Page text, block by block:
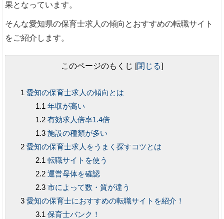
果となっています。
そんな愛知県の保育士求人の傾向とおすすめの転職サイト
をご紹介します。
このページのもくじ [閉じる]
愛知の保育士求人の傾向とは
年収が高い
有効求人倍率1.4倍
施設の種類が多い
愛知の保育士求人をうまく探すコツとは
転職サイトを使う
運営母体を確認
市によって数・質が違う
愛知の保育士におすすめの転職サイトを紹介！
保育士バンク！